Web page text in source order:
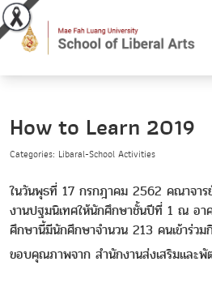
How to Learn 2019
Categories: Libaral-School Activities
ในวันพุธที่ 17 กรกฎาคม 2562 คณาจาร
งานปฐมนิเทศให้นักศึกษาชั้นปีที่ 1 ณ อา
ศึกษานี้มีนักศึกษาจำนวน 213 คนเข้าร่วม
ขอบคุณภาพจาก สำนักงานส่งเสริมและพั